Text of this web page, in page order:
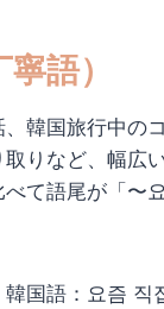
語）
韓国旅行中の
りなど、幅広
て語尾が「〜
韓国語：요즘 직